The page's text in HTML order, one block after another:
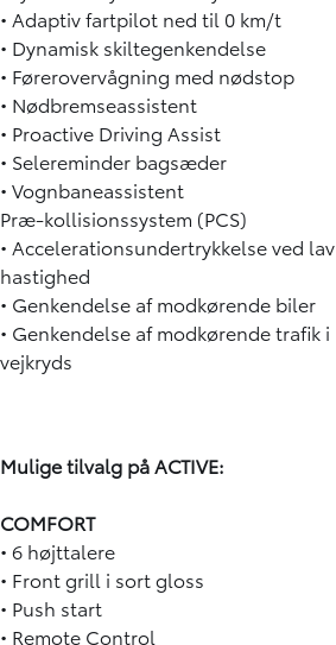
• Adaptiv fartpilot ned til 0 km/t
• Dynamisk skiltegenkendelse
• Førerovervågning med nødstop
• Nødbremseassistent
• Proactive Driving Assist
• Selereminder bagsæder
• Vognbaneassistent
Præ-kollisionssystem (PCS)
• Accelerationsundertrykkelse ved lav
hastighed
• Genkendelse af modkørende biler
• Genkendelse af modkørende trafik i
vejkryds
Mulige tilvalg på ACTIVE:
COMFORT
• 6 højttalere
• Front grill i sort gloss
• Push start
• Remote Control